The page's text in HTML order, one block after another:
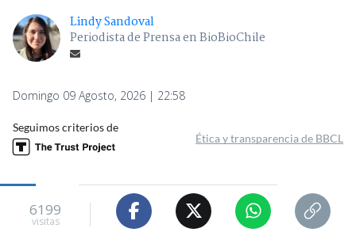
Lindy Sandoval
Periodista de Prensa en BioBioChile
Domingo 09 Agosto, 2026 | 22:58
Seguimos criterios de
Ética y transparencia de BBCL
6199
visitas